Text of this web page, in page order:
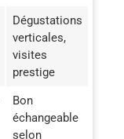
Dégustations
verticales,
visites
prestige
Bon
échangeable
selon